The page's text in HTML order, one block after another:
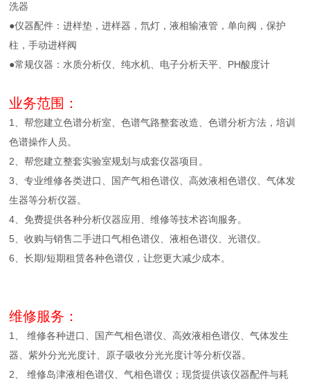
洗器
●仪器配件：进样垫，进样器，氘灯，液相输液管，单向阀，保护
柱，手动进样阀
●常规仪器：水质分析仪、纯水机、电子分析天平、PH酸度计
业务范围：
1、帮您建立色谱分析室、色谱气路整套改造、色谱分析方法，培训
色谱操作人员。
2、帮您建立整套实验室规划与成套仪器项目。
3、专业维修各类进口、国产气相色谱仪、高效液相色谱仪、气体发
生器等分析仪器。
4、免费提供各种分析仪器应用、维修等技术咨询服务。
5、收购与销售二手进口气相色谱仪、液相色谱仪、光谱仪。
6、长期/短期租赁各种色谱仪，让您更大减少成本。
维修服务：
1、 维修各种进口、国产气相色谱仪、高效液相色谱仪、气体发生
器、紫外分光光度计、原子吸收分光光度计等分析仪器。
2、 维修岛津液相色谱仪、气相色谱仪；现货提供该仪器配件与耗